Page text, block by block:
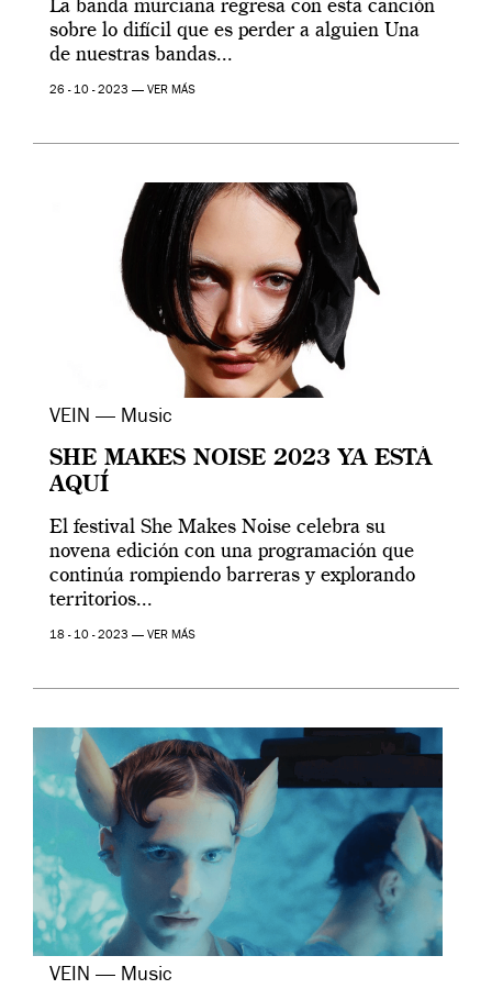
La banda murciana regresa con esta canción
sobre lo difícil que es perder a alguien Una
de nuestras bandas...
26 - 10 - 2023 — VER MÁS
VEIN — Music
SHE MAKES NOISE 2023 YA ESTÁ
AQUÍ
El festival She Makes Noise celebra su
novena edición con una programación que
continúa rompiendo barreras y explorando
territorios...
18 - 10 - 2023 — VER MÁS
VEIN — Music